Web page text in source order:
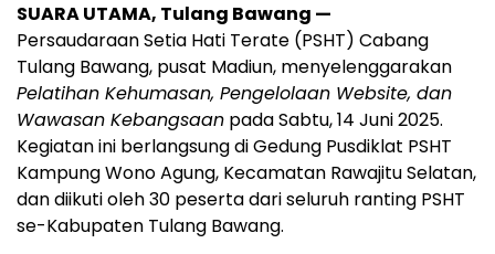
SUARA UTAMA, Tulang Bawang —
Persaudaraan Setia Hati Terate (PSHT) Cabang
Tulang Bawang, pusat Madiun, menyelenggarakan
Pelatihan Kehumasan, Pengelolaan Website, dan
Wawasan Kebangsaan pada Sabtu, 14 Juni 2025.
Kegiatan ini berlangsung di Gedung Pusdiklat PSHT
Kampung Wono Agung, Kecamatan Rawajitu Selatan,
dan diikuti oleh 30 peserta dari seluruh ranting PSHT
se-Kabupaten Tulang Bawang.